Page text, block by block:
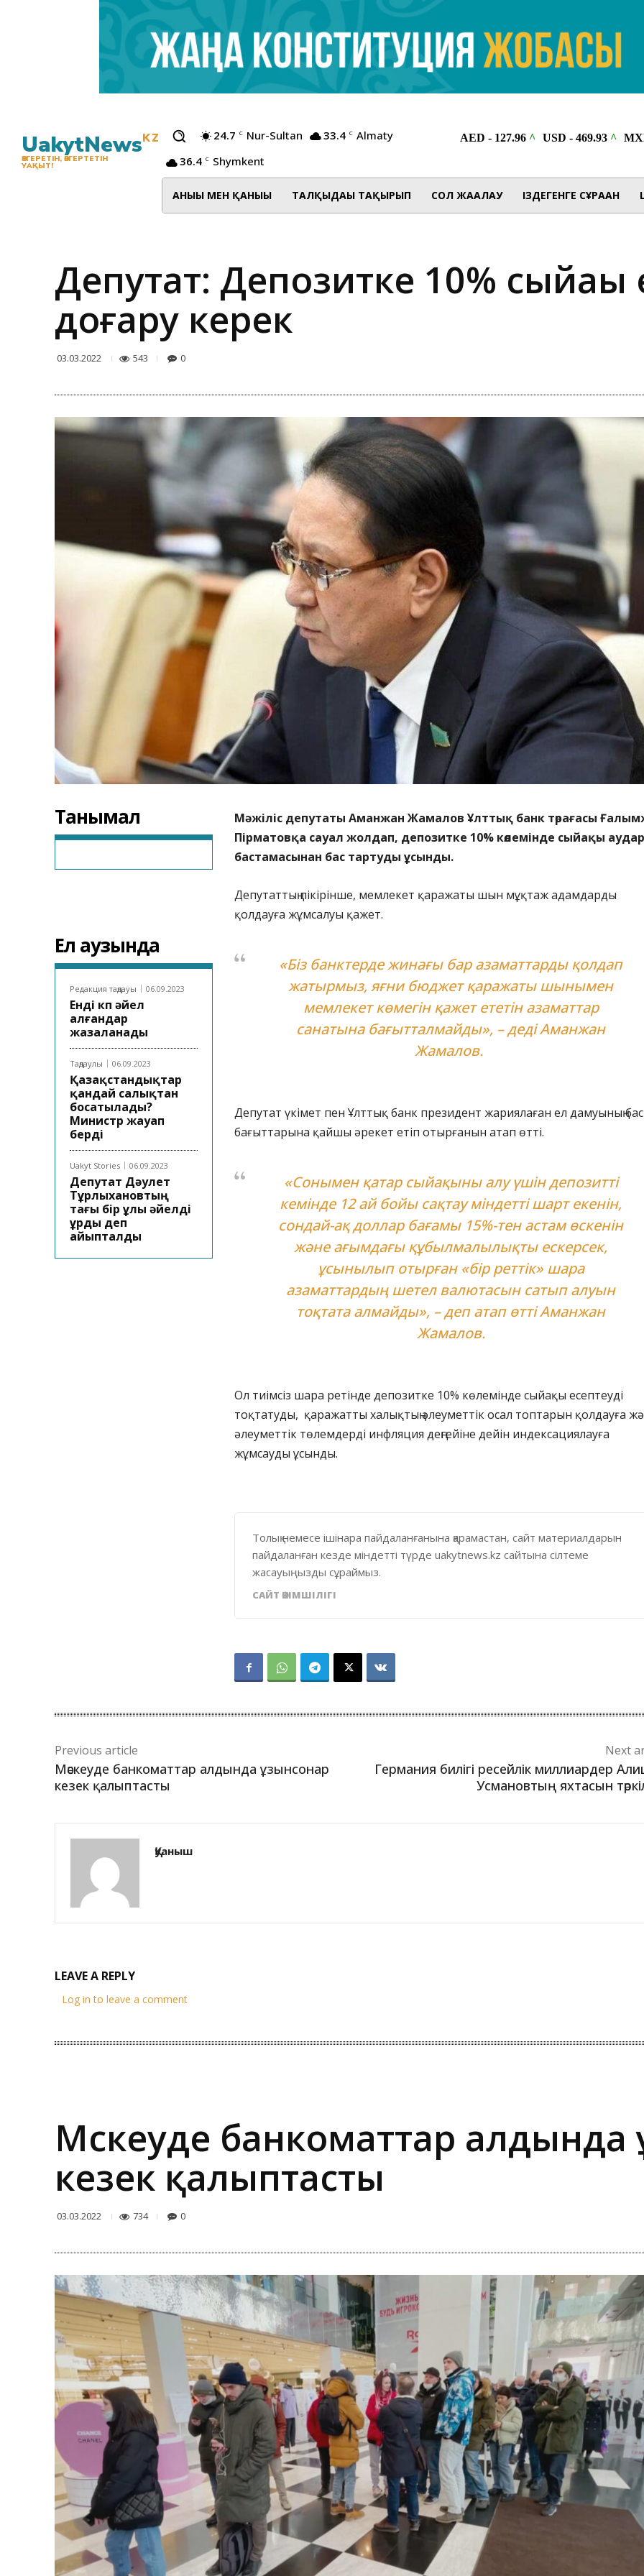
UakytNewsKZ
ӨЗГЕРЕТІН, ӨЗГЕРТЕТІН
УАҚЫТ!
24.7 C Nur-Sultan 33.4 C Almaty
36.4 C Shymkent
АНЫҒЫ МЕН ҚАНЫҒЫ ТАЛҚЫДАҒЫ ТАҚЫРЫП СОЛ ЖАҒАЛАУ ІЗДЕГЕНГЕ СҰРАҒАН
Депутат: Депозитке 10% сыйақы
доғару керек
03.03.2022 543 0
Танымал
Ел аузында
Редакция таңдауы 06.09.2023
Енді көп әйел
алғандар
жазаланады
Таңдаулы 06.09.2023
Қазақстандықтар
қандай салықтан
босатылады?
Министр жауап
берді
Uakyt Stories 06.09.2023
Депутат Дәулет
Тұрлыхановтың
тағы бір ұлы әйелді
ұрды деп
айыпталды
Мәжіліс депутаты Аманжан Жамалов Ұлттық банк төрағасы
Пірматовқа сауал жолдап, депозитке 10% көлемінде сыйақы
бастамасынан бас тартуды ұсынды.
Депутаттың пікірінше, мемлекет қаражаты шын мұқтаж адамдарды
қолдауға жұмсалуы қажет.
«Біз банктерде жинағы бар азаматтарды қолдап
жатырмыз, яғни бюджет қаражаты шынымен
мемлекет көмегін қажет ететін азаматтар
санатына бағытталмайды», – деді Аманжан
Жамалов.
Депутат үкімет пен Ұлттық банк президент жариялаған ел дамуының
бағыттарына қайшы әрекет етіп отырғанын атап өтті.
«Сонымен қатар сыйақыны алу үшін депозитті
кемінде 12 ай бойы сақтау міндетті шарт екенін,
сондай-ақ доллар бағамы 15%-тен астам өскенін
және ағымдағы құбылмалылықты ескерсек,
ұсынылып отырған «бір реттік» шара
азаматтардың шетел валютасын сатып алуын
тоқтата алмайды», – деп атап өтті Аманжан
Жамалов.
Ол тиімсіз шара ретінде депозитке 10% көлемінде сыйақы есептеуді
тоқтатуды, қаражатты халықтың әлеуметтік осал топтарын қолдауға
әлеуметтік төлемдерді инфляция деңгейіне дейін индексациялауға
жұмсауды ұсынды.
Толық немесе ішінара пайдаланғанына қарамастан, сайт материалдарын
пайдаланған кезде міндетті түрде uakytnews.kz сайтына сілтеме
жасауыңызды сұраймыз.
САЙТ ӘКІМШІЛІГІ
Previous article
Мәскеуде банкоматтар алдында ұзынсонар
кезек қалыптасты
Next
Германия билігі ресейлік миллиардер
Усмановтың яхтасын
Қуаныш
LEAVE A REPLY
Log in to leave a comment